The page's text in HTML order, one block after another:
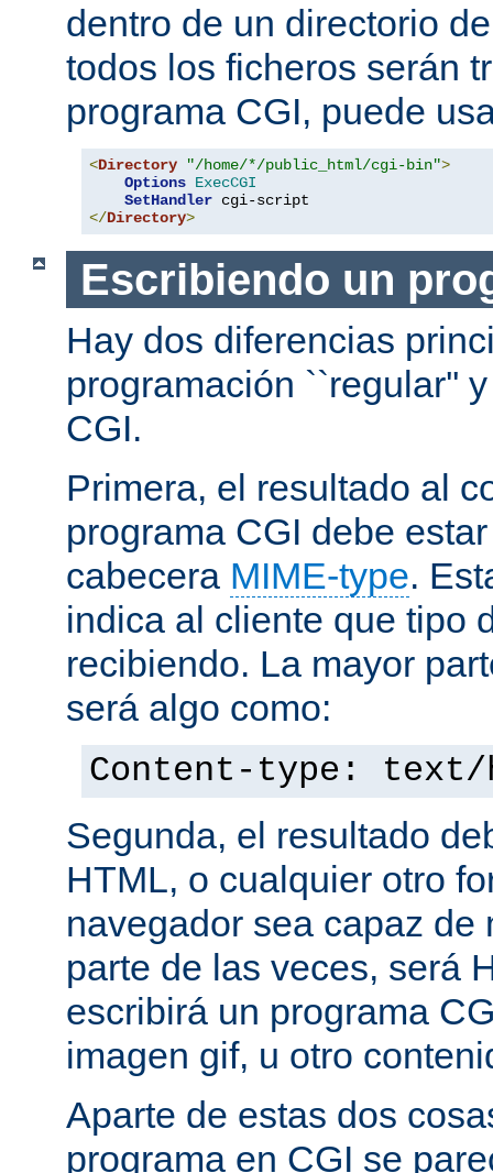
dentro de un directorio
todos los ficheros serán
programa CGI, puede
<Directory "/home/*/public_html/cgi-bin">
Options ExecCGI
SetHandler
</Directory>
Escribiendo un
Hay dos diferencias
programación ``regular''
CGI.
Primera, el resultado al
programa CGI debe
cabecera MIME-type.
indica al cliente que tipo
recibiendo. La mayor
será algo como:
Content-type: text/
Segunda, el resultado
HTML, o cualquier otro
navegador sea capaz de
parte de las veces, será
escribirá un programa
imagen gif, u otro
Aparte de estas dos
programa en CGI se